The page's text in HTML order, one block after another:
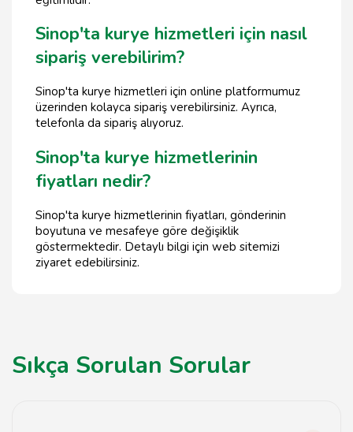
Sinop'ta kurye hizmetleri için nasıl
sipariş verebilirim?
Sinop'ta kurye hizmetleri için online platformumuz
üzerinden kolayca sipariş verebilirsiniz. Ayrıca,
telefonla da sipariş alıyoruz.
Sinop'ta kurye hizmetlerinin
fiyatları nedir?
Sinop'ta kurye hizmetlerinin fiyatları, gönderinin
boyutuna ve mesafeye göre değişiklik
göstermektedir. Detaylı bilgi için web sitemizi
ziyaret edebilirsiniz.
Sıkça Sorulan Sorular